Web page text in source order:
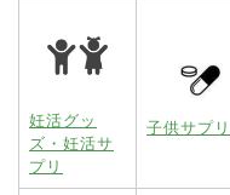
妊活グッ
ズ・妊活サ
プリ
子供サプリ